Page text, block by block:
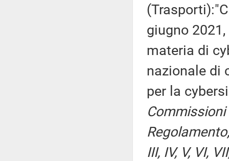
giugno
materia di
nazionale di
per la
III, IV, V, VI,